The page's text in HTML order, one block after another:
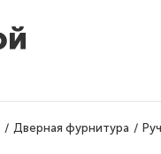
Дверная фурнитура